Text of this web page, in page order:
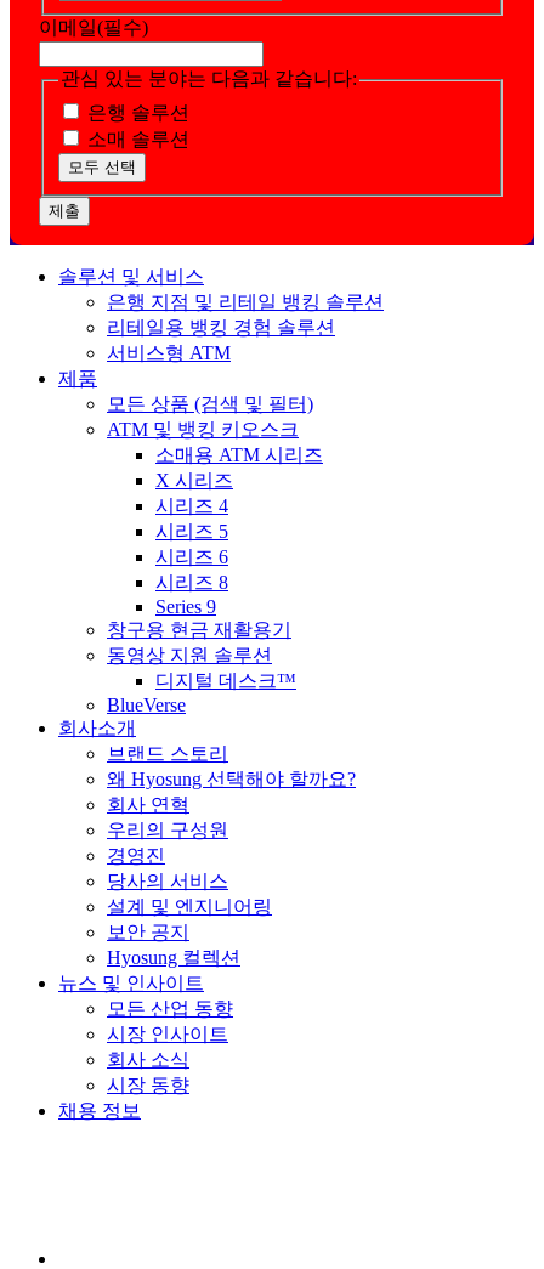
이메일(필수)
관심 있는 분야는 다음과 같습니다:
은행 솔루션
소매 솔루션
모두 선택
제출
솔루션 및 서비스
은행 지점 및 리테일 뱅킹 솔루션
리테일용 뱅킹 경험 솔루션
서비스형 ATM
제품
모든 상품 (검색 및 필터)
ATM 및 뱅킹 키오스크
소매용 ATM 시리즈
X 시리즈
시리즈 4
시리즈 5
시리즈 6
시리즈 8
Series 9
창구용 현금 재활용기
동영상 지원 솔루션
디지털 데스크™
BlueVerse
회사소개
브랜드 스토리
왜 Hyosung 선택해야 할까요?
회사 연혁
우리의 구성원
경영진
당사의 서비스
설계 및 엔지니어링
보안 공지
Hyosung 컬렉션
뉴스 및 인사이트
모든 산업 동향
시장 인사이트
회사 소식
시장 동향
채용 정보